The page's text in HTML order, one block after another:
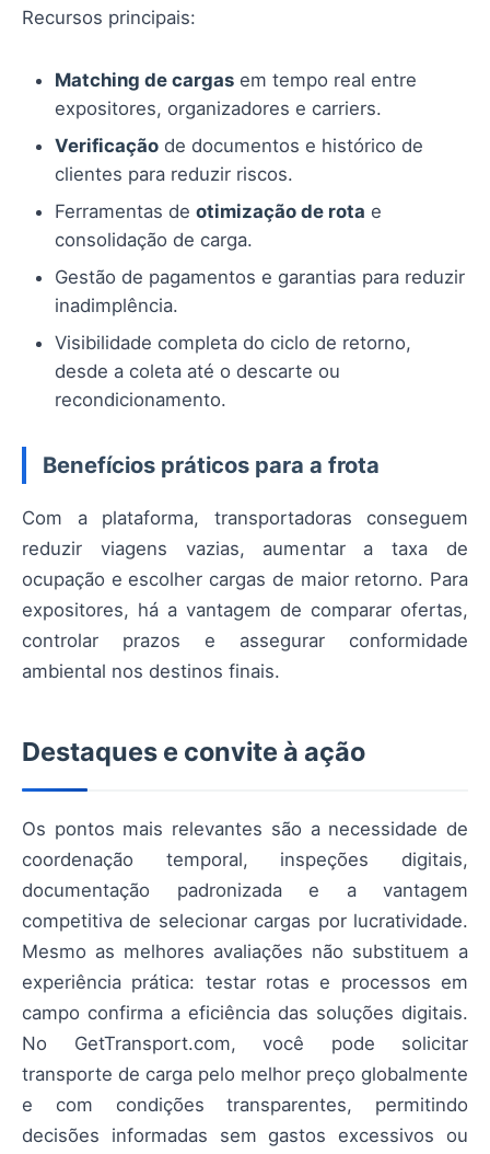
Recursos principais:
Matching de cargas em tempo real entre
expositores, organizadores e carriers.
Verificação de documentos e histórico de
clientes para reduzir riscos.
Ferramentas de otimização de rota e
consolidação de carga.
Gestão de pagamentos e garantias para reduzir
inadimplência.
Visibilidade completa do ciclo de retorno,
desde a coleta até o descarte ou
recondicionamento.
Benefícios práticos para a frota
Com a plataforma, transportadoras conseguem
reduzir viagens vazias, aumentar a taxa de
ocupação e escolher cargas de maior retorno. Para
expositores, há a vantagem de comparar ofertas,
controlar prazos e assegurar conformidade
ambiental nos destinos finais.
Destaques e convite à ação
Os pontos mais relevantes são a necessidade de
coordenação temporal, inspeções digitais,
documentação padronizada e a vantagem
competitiva de selecionar cargas por lucratividade.
Mesmo as melhores avaliações não substituem a
experiência prática: testar rotas e processos em
campo confirma a eficiência das soluções digitais.
No GetTransport.com, você pode solicitar
transporte de carga pelo melhor preço globalmente
e com condições transparentes, permitindo
decisões informadas sem gastos excessivos ou